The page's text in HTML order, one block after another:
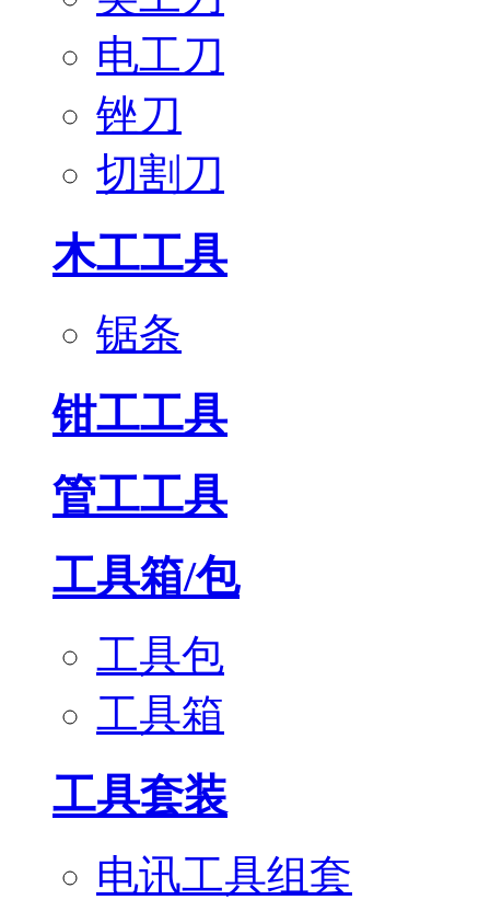
电工刀
锉刀
切割刀
木工工具
锯条
钳工工具
管工工具
工具箱/包
工具包
工具箱
工具套装
电讯工具组套